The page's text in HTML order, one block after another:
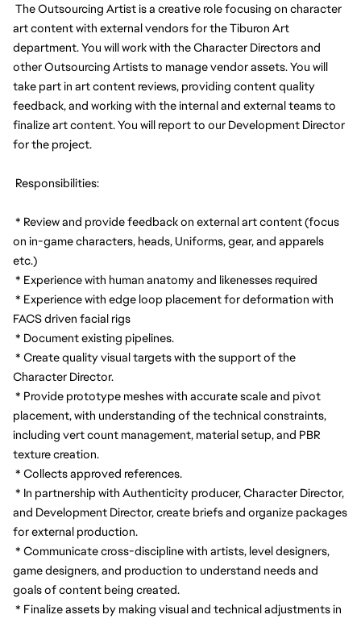
The Outsourcing Artist is a creative role focusing on character
art content with external vendors for the Tiburon Art
department. You will work with the Character Directors and
other Outsourcing Artists to manage vendor assets. You will
take part in art content reviews, providing content quality
feedback, and working with the internal and external teams to
finalize art content. You will report to our Development Director
for the project.
Responsibilities:
* Review and provide feedback on external art content (focus
on in-game characters, heads, Uniforms, gear, and apparels
etc.)
* Experience with human anatomy and likenesses required
* Experience with edge loop placement for deformation with
FACS driven facial rigs
* Document existing pipelines.
* Create quality visual targets with the support of the
Character Director.
* Provide prototype meshes with accurate scale and pivot
placement, with understanding of the technical constraints,
including vert count management, material setup, and PBR
texture creation.
* Collects approved references.
* In partnership with Authenticity producer, Character Director,
and Development Director, create briefs and organize packages
for external production.
* Communicate cross-discipline with artists, level designers,
game designers, and production to understand needs and
goals of content being created.
* Finalize assets by making visual and technical adjustments in